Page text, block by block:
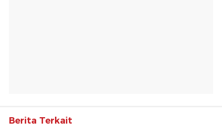
Berita Terkait